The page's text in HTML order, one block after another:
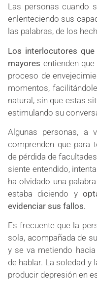
Las personas cuando
enlenteciendo sus
las palabras, de los
Los interlocutores
mayores entienden
proceso de
momentos,
natural, sin que estas
estimulando su
Algunas personas, a
comprenden que para
de pérdida de
siente entendido,
ha olvidado una
estaba diciendo y
evidenciar sus fallos.
Es frecuente que la
sola, acompañada de
y se va metiendo
de hablar. La soledad y
producir depresión en